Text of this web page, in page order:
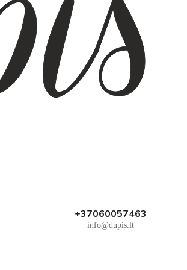
+37060057463
info@dupis.lt